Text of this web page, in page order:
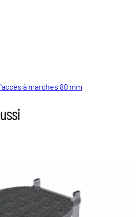
à marches 80 mm